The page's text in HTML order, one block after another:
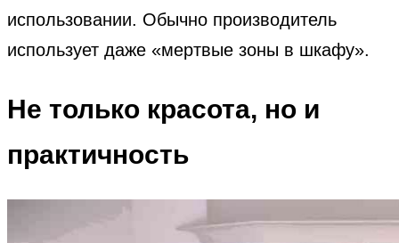
использовании. Обычно производитель
использует даже «мертвые зоны в шкафу».
Не только красота, но и
практичность